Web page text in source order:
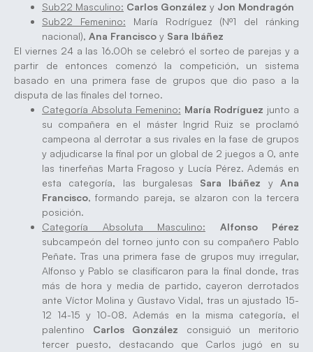
Sub22 Masculino: Carlos González y Jon Mondragón
Sub22 Femenino: María Rodríguez (Nº1 del ránking
nacional), Ana Francisco y Sara Ibáñez
El viernes 24 a las 16.00h se celebró el sorteo de parejas y a
partir de entonces comenzó la competición, un sistema
basado en una primera fase de grupos que dio paso a la
disputa de las finales del torneo.
Categoría Absoluta Femenino: María Rodríguez junto a
su compañera en el máster Ingrid Ruiz se proclamó
campeona al derrotar a sus rivales en la fase de grupos
y adjudicarse la final por un global de 2 juegos a 0, ante
las tinerfeñas Marta Fragoso y Lucía Pérez. Además en
esta categoría, las burgalesas Sara Ibáñez yAna
Francisco, formando pareja, se alzaron con la tercera
posición.
Categoría Absoluta Masculino:
Alfonso Pérez
subcampeón del torneo junto con su compañero Pablo
Peñate. Tras una primera fase de grupos muy irregular,
Alfonso y Pablo se clasificaron para la final donde, tras
más de hora y media de partido, cayeron derrotados
ante Víctor Molina y Gustavo Vidal, tras un ajustado 15-
12 14-15 y 10-08. Además en la misma categoría, el
palentino Carlos González consiguió un meritorio
tercer puesto, destacando que Carlos jugó en su